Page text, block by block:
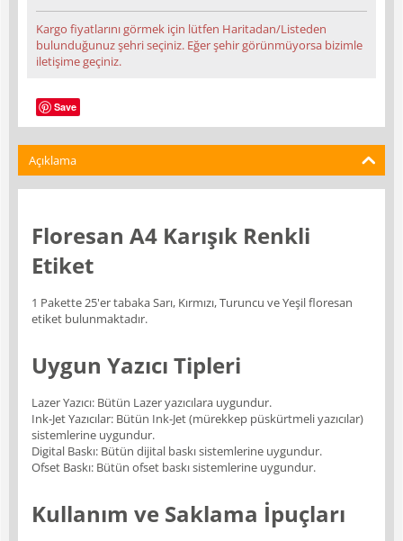
Kargo fiyatlarını görmek için lütfen Haritadan/Listeden
bulunduğunuz şehri seçiniz. Eğer şehir görünmüyorsa bizimle
iletişime geçiniz.
Save
Açıklama
Floresan A4 Karışık Renkli
Etiket
1 Pakette 25'er tabaka Sarı, Kırmızı, Turuncu ve Yeşil floresan
etiket bulunmaktadır.
Uygun Yazıcı Tipleri
Lazer Yazıcı: Bütün Lazer yazıcılara uygundur.
Ink-Jet Yazıcılar: Bütün Ink-Jet (mürekkep püskürtmeli yazıcılar)
sistemlerine uygundur.
Digital Baskı: Bütün dijital baskı sistemlerine uygundur.
Ofset Baskı: Bütün ofset baskı sistemlerine uygundur.
Kullanım ve Saklama İpuçları